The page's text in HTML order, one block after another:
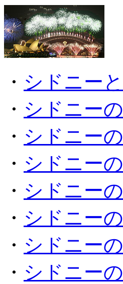
・ シドニー
・ シドニー
・ シドニー
・ シドニー
・ シドニー
・ シドニー
・ シドニー
・ シドニー